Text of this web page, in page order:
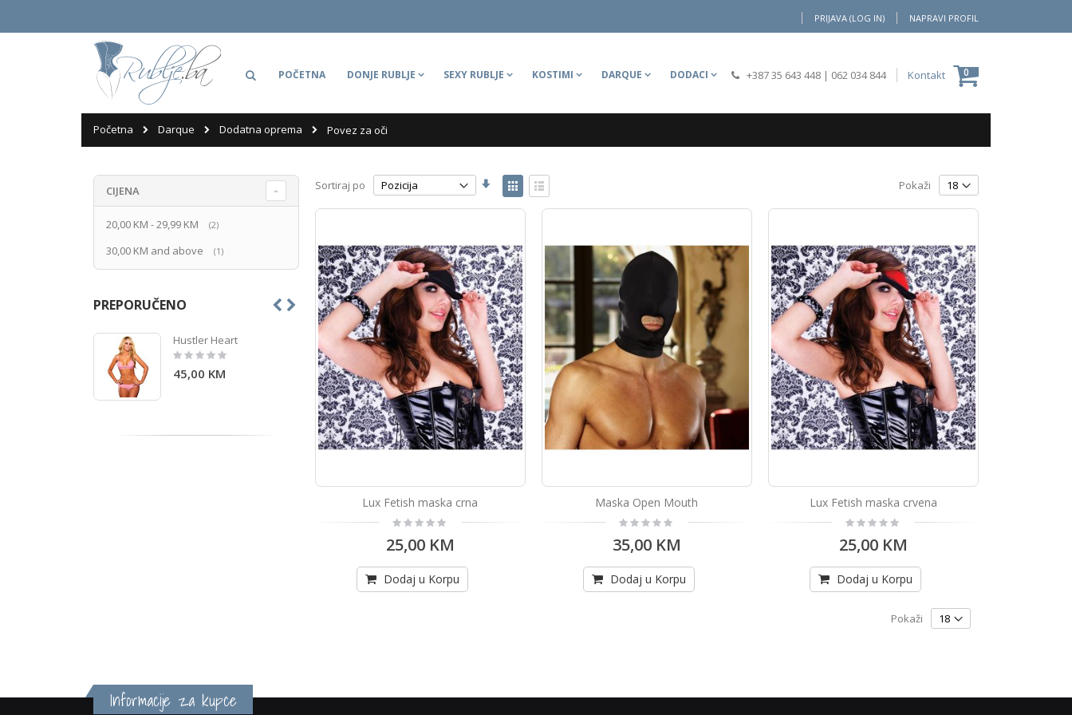
to
Content
PRIJAVA (LOG IN) NAPRAVI PROFIL
Moja Korpa
0
+387 35 643 448 | 062 034 844 Kontakt
POČETNA DONJE RUBLJE SEXY RUBLJE KOSTIMI DARQUE DODACI
Početna Darque Dodatna oprema Povez za oči
Sortiraj po
Postavi
abecedni
redoslijed
View
as
Tabelarni
prikaz
Lista
Pokaži
Lux Fetish maska crna
Rating:
0%
25,00 KM
Dodaj u Korpu
Maska Open Mouth
Rating:
0%
35,00 KM
Dodaj u Korpu
Lux Fetish maska crvena
Rating:
0%
25,00 KM
Dodaj u Korpu
Pokaži
CIJENA
20,00 KM -29,99 KM 2produkti
30,00 KM and above 1produkt
PREPORUČENO
Hustler Heart
Rating:
0%
45,00 KM
Informacije za kupce